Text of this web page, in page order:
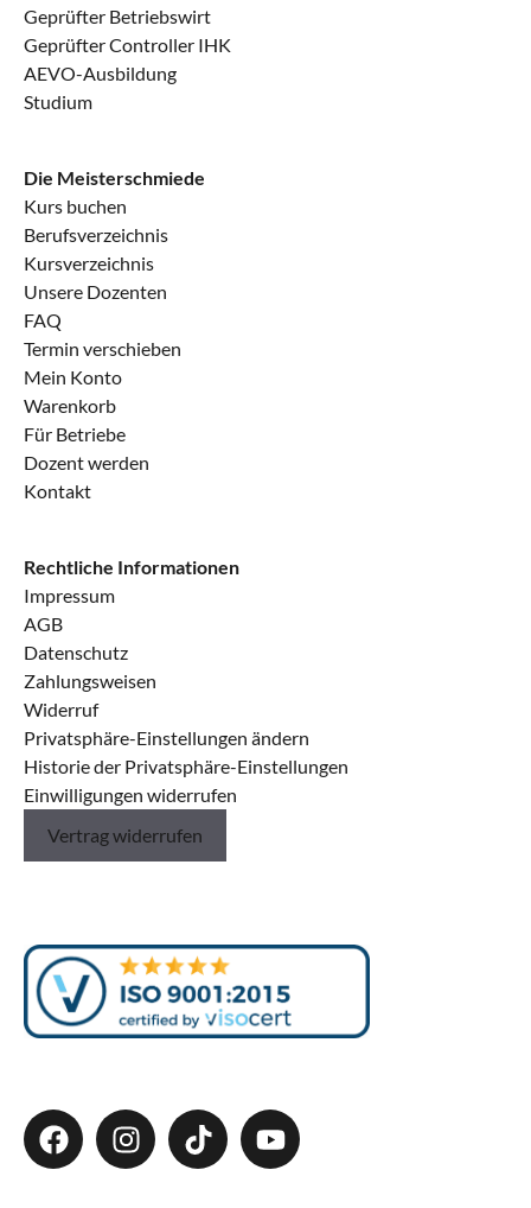
Geprüfter Betriebswirt
Geprüfter Controller IHK
AEVO-Ausbildung
Studium
Die Meisterschmiede
Kurs buchen
Berufsverzeichnis
Kursverzeichnis
Unsere Dozenten
FAQ
Termin verschieben
Mein Konto
Warenkorb
Für Betriebe
Dozent werden
Kontakt
Rechtliche Informationen
Impressum
AGB
Datenschutz
Zahlungsweisen
Widerruf
Privatsphäre-Einstellungen ändern
Historie der Privatsphäre-Einstellungen
Einwilligungen widerrufen
Vertrag widerrufen